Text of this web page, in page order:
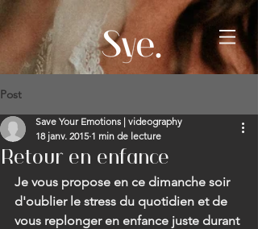
Post
Retour en enfance
Save Your Emotions | videography
18 janv. 2015 1 min de lecture
Je vous propose en ce dimanche soir
d'oublier le stress du quotidien et de
vous replonger en enfance juste durant